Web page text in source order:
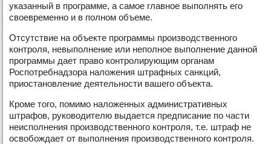
указанный в программе, а самое главное выполнять его
своевременно и в полном объеме.
Отсутствие на объекте программы производственного
контроля, невыполнение или неполное выполнение данной
программы дает право контролирующим органам
Роспотребнадзора наложения штрафных санкций,
приостановление деятельности вашего объекта.
Кроме того, помимо наложенных административных
штрафов, руководителю выдается предписание по части
неисполнения производственного контроля, т.е. штраф не
освобождает от выполнения производственного контроля.